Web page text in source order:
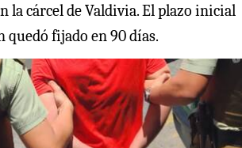
la cárcel de Valdivia. El plazo inicial
quedó fijado en 90 días.